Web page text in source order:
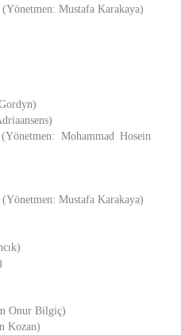
Mustafa Karakaya)
Mohammad Hosein
Mustafa Karakaya)
Onur Bilgiç)
Kozan)